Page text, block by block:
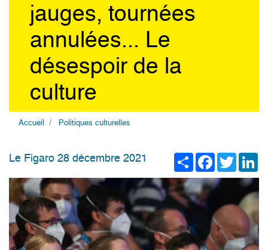
jauges, tournées
annulées... Le
désespoir de la
culture
Accueil Politiques culturelles
ShareFacebook
Twitter
Le Figaro 28 décembre 2021